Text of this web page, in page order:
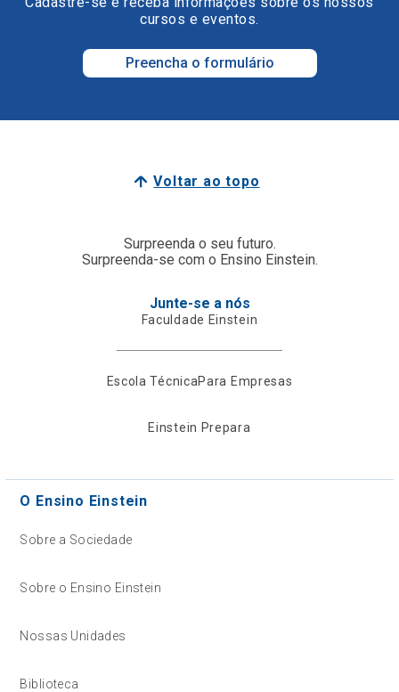
cursos e eventos.
Preencha o formulário
Voltar ao topo
Surpreenda o seu futuro.
Surpreenda-se com o Ensino Einstein.
Junte-se a nós
Faculdade Einstein
Escola TécnicaPara Empresas
Einstein Prepara
O Ensino Einstein
Sobre a Sociedade
Sobre o Ensino Einstein
Nossas Unidades
Biblioteca